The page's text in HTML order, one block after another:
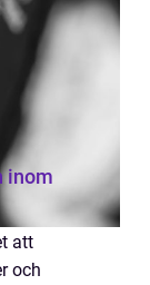
inom
att
och